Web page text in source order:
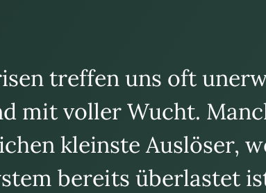
treffen uns oft
mit voller Wucht.
kleinste Auslöser,
bereits überlastet